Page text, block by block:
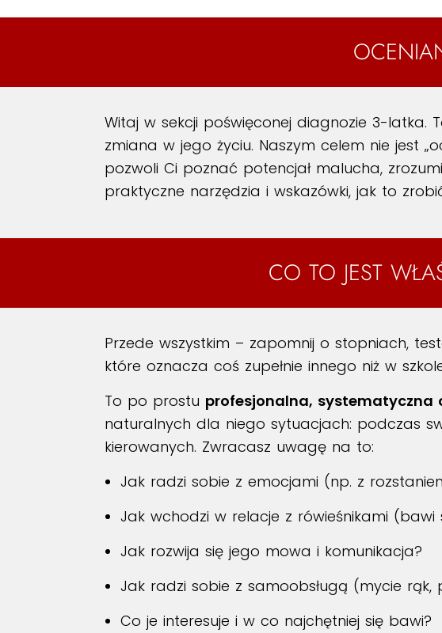
Witaj w sekcji poświęconej diagnozie 3-latka.
zmiana w jego życiu. Naszym celem nie jest
pozwoli Ci poznać potencjał malucha,
praktyczne narzędzia i wskazówki, jak to
CO TO JEST
Przede wszystkim – zapomnij o stopniach,
które oznacza coś zupełnie innego niż w
To po prostu profesjonalna, systematyczna
naturalnych dla niego sytuacjach: podczas
kierowanych. Zwracasz uwagę na to:
Jak radzi sobie z emocjami (np. z
Jak wchodzi w relacje z rówieśnikami (bawi
Jak rozwija się jego mowa i komunikacja?
Jak radzi sobie z samoobsługą (mycie rąk,
Co je interesuje i w co najchętniej się bawi?